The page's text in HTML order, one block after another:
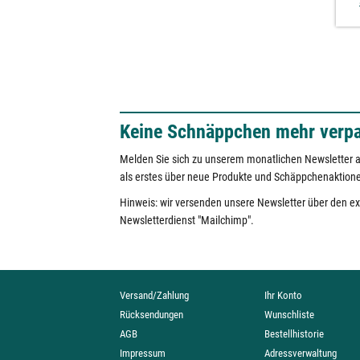
Keine Schnäppchen mehr
Melden Sie sich zu unserem monatlichen Newsletter
als erstes über neue Produkte und
Hinweis: wir versenden unsere Newsletter über den
Newsletterdienst "Mailchimp".
Versand/Zahlung
Rücksendungen
AGB
Impressum
Ihr Konto
Wunschliste
Bestellhistorie
Adressverwaltung